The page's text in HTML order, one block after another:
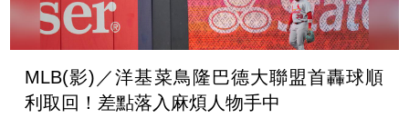
MLB(影)／洋基菜鳥隆巴德大聯盟首轟球順
利取回！差點落入麻煩人物手中